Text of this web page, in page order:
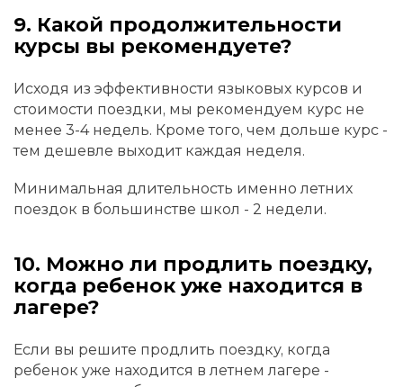
9. Какой продолжительности
курсы вы рекомендуете?
Исходя из эффективности языковых курсов и
стоимости поездки, мы рекомендуем курс не
менее 3-4 недель. Кроме того, чем дольше курс -
тем дешевле выходит каждая неделя.
Минимальная длительность именно летних
поездок в большинстве школ - 2 недели.
10. Можно ли продлить поездку,
когда ребенок уже находится в
лагере?
Если вы решите продлить поездку, когда
ребенок уже находится в летнем лагере -